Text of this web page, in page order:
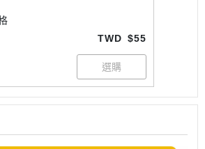
TWD $55